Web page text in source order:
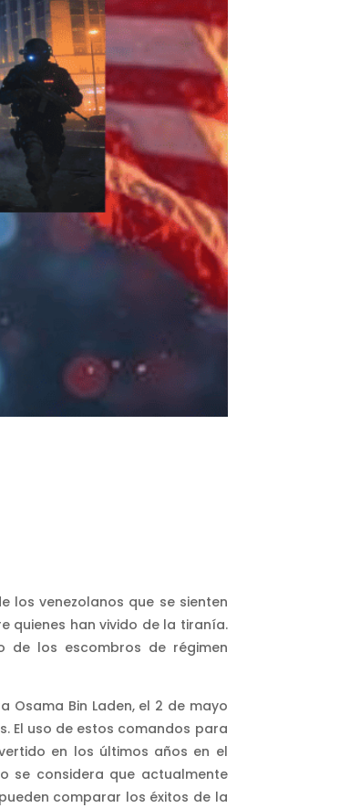
los venezolanos que se sienten
quienes han vivido de la tiranía.
de los escombros de régimen
Osama Bin Laden, el 2 de mayo
El uso de estos comandos para
en los últimos años en el
se considera que actualmente
comparar los éxitos de la